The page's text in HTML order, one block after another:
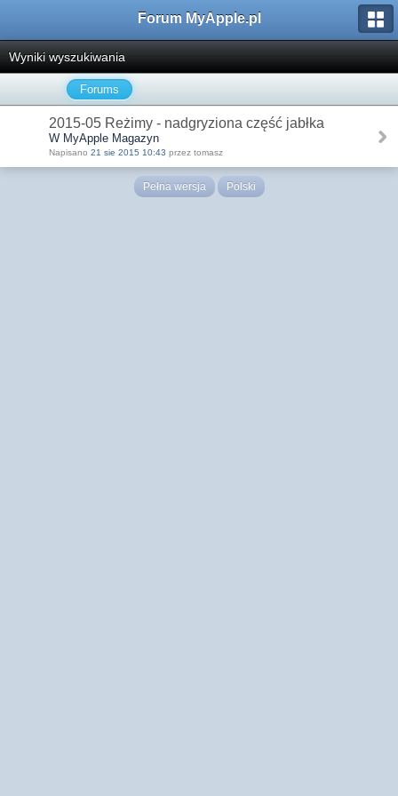
Forum MyApple.pl
Wyniki wyszukiwania
Forums
2015-05 Reżimy - nadgryziona część jabłka
W MyApple Magazyn
Napisano 21 sie 2015 10:43 przez tomasz
Pełna wersja Polski